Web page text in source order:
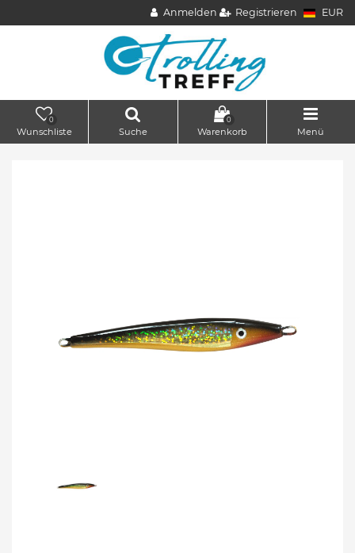
Anmelden Registrieren EUR
0
Wunschliste Suche
0
Warenkorb Menü